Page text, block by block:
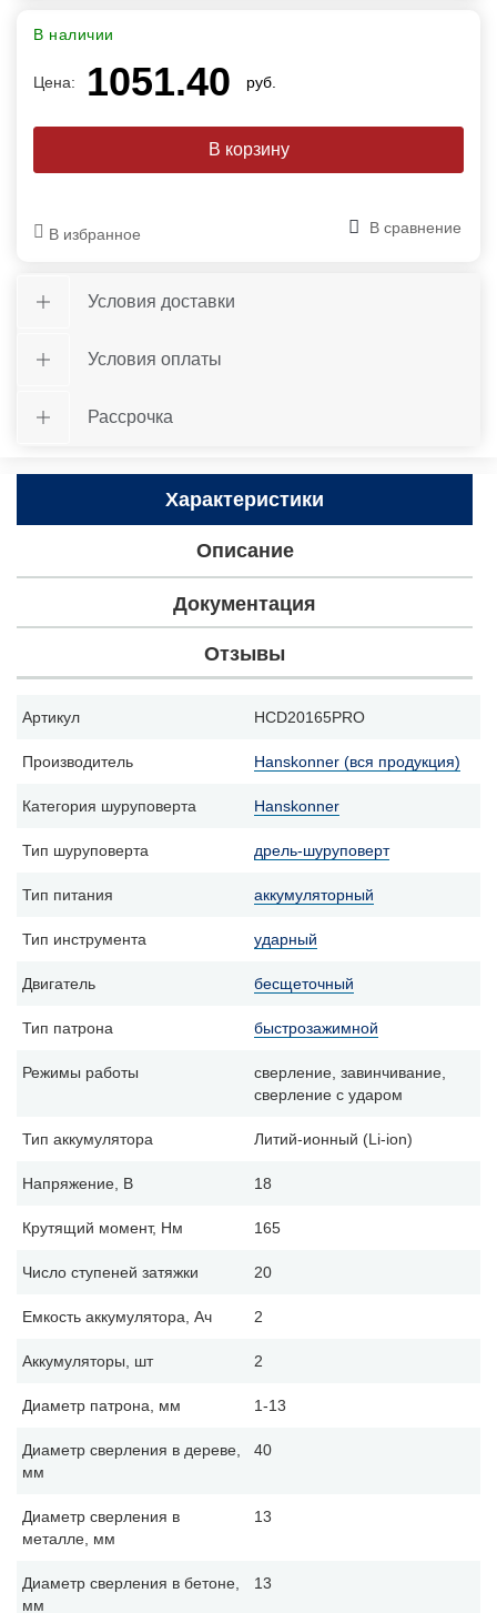
В наличии
Цена: 1051.40 руб.
В избранное В сравнение
Условия доставки
Условия оплаты
Рассрочка
Характеристики
Описание
Документация
Отзывы
Артикул HCD20165PRO
Производитель Hanskonner (вся продукция)
Категория шуруповерта Hanskonner
Тип шуруповерта дрель-шуруповерт
Тип питания аккумуляторный
Тип инструмента ударный
Двигатель бесщеточный
Тип патрона быстрозажимной
Режимы работы
сверление, завинчивание,
сверление с ударом
Тип аккумулятора Литий-ионный (Li-ion)
Напряжение, В 18
Крутящий момент, Нм 165
Число ступеней затяжки 20
Емкость аккумулятора, Ач 2
Аккумуляторы, шт 2
Диаметр патрона, мм 1-13
Диаметр сверления в дереве,
мм
40
Диаметр сверления в
металле, мм
13
Диаметр сверления в бетоне,
мм
13